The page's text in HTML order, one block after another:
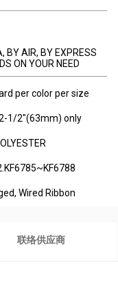
BY AIR, BY EXPRESS
ON YOUR NEED
per color per size
1/2"(63mm) only
Wired Ribbon
联络供应商